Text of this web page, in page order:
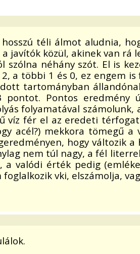
téli álmot aludnia,
javítók közül, akinek van
szólna néhány szót. El is
a többi 1 és 0, ez engem
tartományban
Pontos eredmény
folyamatával
víz fér el az eredeti
acél?) mekkora tömegű
hogy változik
nem túl nagy, a fél
valódi érték pedig
vki, elszámolja,